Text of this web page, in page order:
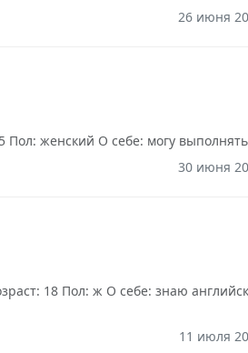
26 июня
женский О себе: могу
30 июня
18 Пол: ж О себе: знаю
11 июля